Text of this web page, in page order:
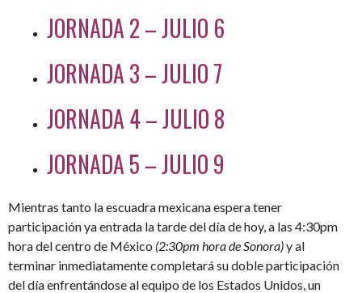
JORNADA 2 – JULIO 6
JORNADA 3 – JULIO 7
JORNADA 4 – JULIO 8
JORNADA 5 – JULIO 9
Mientras tanto la escuadra mexicana espera tener
participación ya entrada la tarde del día de hoy, a las 4:30pm
hora del centro de México (2:30pm hora de Sonora)y al
terminar inmediatamente completará su doble participación
del día enfrentándose al equipo de los Estados Unidos, un